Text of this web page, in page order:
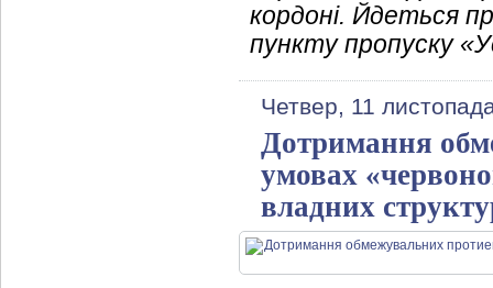
кордоні. Йдеться
пункту пропуску
Четвер, 11
Дотримання
умовах
владних